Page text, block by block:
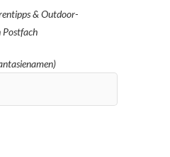
& Outdoor-
Postfach